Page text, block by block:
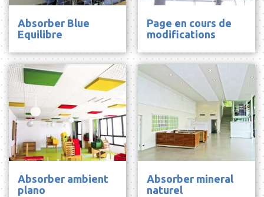
Absorber Blue
Equilibre
Page en cours de
modifications
Absorber ambient
plano
Absorber mineral
naturel